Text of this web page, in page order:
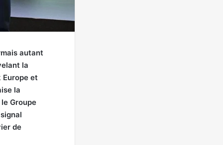
autant
la
Europe et
la
Groupe
de